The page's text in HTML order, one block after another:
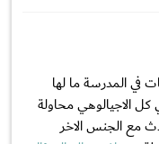
في المدرسة ما لها
كل الاجيالوهي محاولة
مع الجنس الاخر